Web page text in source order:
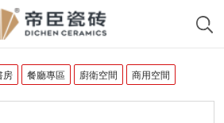
房 餐廳專區 廚衛空間 商用空間